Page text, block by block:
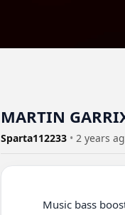
MARTIN
Sparta112233 • 2 years